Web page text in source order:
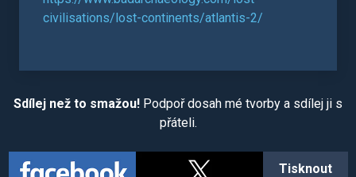
civilisations/lost-continents/atlantis-2/
Sdílej než to smažou! Podpoř dosah mé tvorby a sdílej ji s
přáteli.
Tisknout